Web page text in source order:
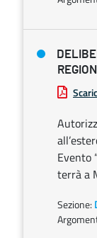
Evento
terrà a
Sezione: